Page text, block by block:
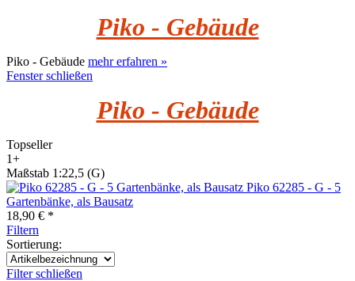
Piko - Gebäude
Piko - Gebäude mehr erfahren »
Fenster schließen
Piko - Gebäude
Topseller
1+
Maßstab 1:22,5 (G)
Piko 62285 - G - 5
Gartenbänke, als Bausatz
18,90 € *
Filtern
Sortierung:
Filter schließen